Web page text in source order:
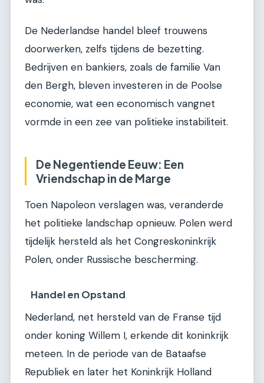
De Nederlandse handel bleef trouwens
doorwerken, zelfs tijdens de bezetting.
Bedrijven en bankiers, zoals de familie Van
den Bergh, bleven investeren in de Poolse
economie, wat een economisch vangnet
vormde in een zee van politieke instabiliteit.
De Negentiende Eeuw: Een
Vriendschap in de Marge
Toen Napoleon verslagen was, veranderde
het politieke landschap opnieuw. Polen werd
tijdelijk hersteld als het Congreskoninkrijk
Polen, onder Russische bescherming.
Handel en Opstand
Nederland, net hersteld van de Franse tijd
onder koning Willem I, erkende dit koninkrijk
meteen. In de periode van de Bataafse
Republiek en later het Koninkrijk Holland